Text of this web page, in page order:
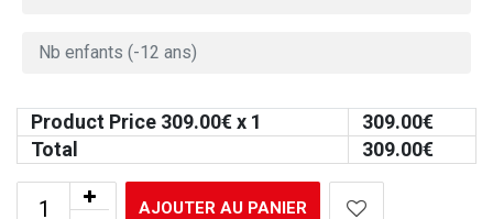
Product Price 309.00€ x 1 309.00€
Total
309.00€
AJOUTER AU PANIER